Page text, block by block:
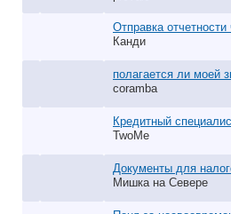
Отправка отчетности
Канди
полагается ли моей
coramba
Кредитный
TwoMe
Документы для
Мишка на Севере